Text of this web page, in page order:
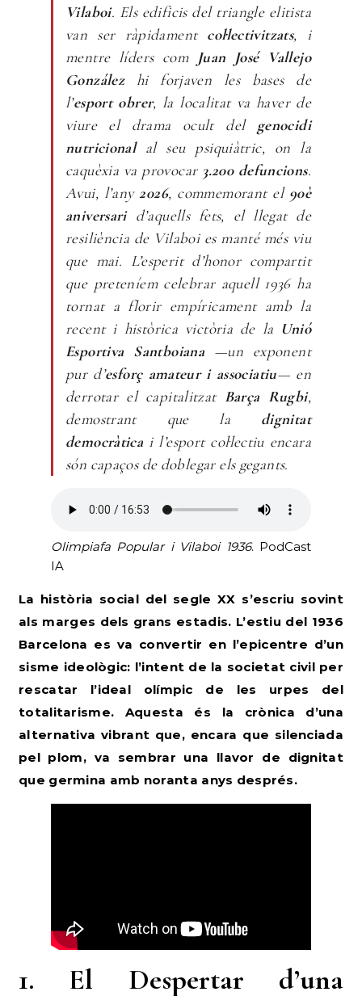
Vilaboi. Els edificis del triangle elitista
van ser ràpidament col·lectivitzats, i
mentre líders com Juan José Vallejo
Gonzálezhi forjaven les bases de
l’esport obrer, la localitat va haver de
viure el drama ocult del genocidi
nutricionalal seu psiquiàtric, on la
caquèxia va provocar 3.200 defuncions.
Avui, l’any2026, commemorant el 90è
aniversarid’aquells fets, el llegat de
resiliència de Vilaboi es manté més viu
que mai. L’esperit d’honor compartit
que preteníem celebrar aquell 1936 ha
tornat a florir empíricament amb la
recent i històrica victòria de la Unió
Esportiva Santboiana —un exponent
pur d’esforç amateur i associatiu— en
derrotar el capitalitzat Barça Rugbi,
demostrant que la dignitat
democràtica i l’esport col·lectiu encara
són capaços de doblegar els gegants.
Olimpiafa Popular i Vilaboi 1936. PodCast
IA
La història social del segle XX s’escriu sovint
als marges dels grans estadis. L’estiu del 1936
Barcelona es va convertir en l’epicentre d’un
sisme ideològic: l’intent de la societat civil per
rescatar l’ideal olímpic de les urpes del
totalitarisme. Aquesta és la crònica d’una
alternativa vibrant que, encara que silenciada
pel plom, va sembrar una llavor de dignitat
que germina amb noranta anys després.
1. El Despertar d’una